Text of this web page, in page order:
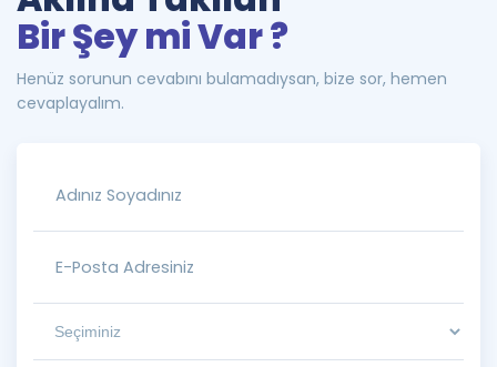
Bir Şey mi Var ?
Henüz sorunun cevabını bulamadıysan, bize sor, hemen
cevaplayalım.